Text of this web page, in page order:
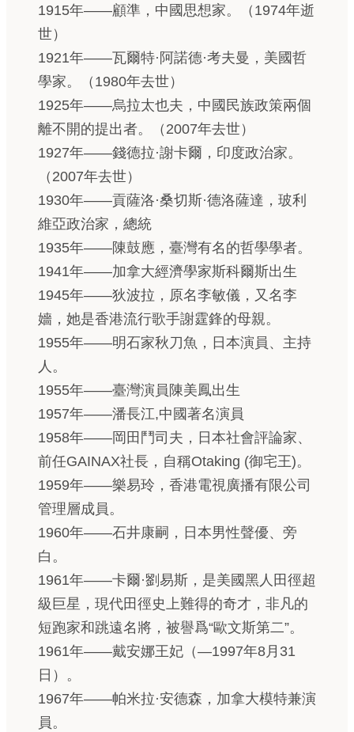
1915年——顧準，中國思想家。（1974年逝
世）
1921年——瓦爾特·阿諾德·考夫曼，美國哲
學家。（1980年去世）
1925年——烏拉太也夫，中國民族政策兩個
離不開的提出者。（2007年去世）
1927年——錢德拉·謝卡爾，印度政治家。
（2007年去世）
1930年——貢薩洛·桑切斯·德洛薩達，玻利
維亞政治家，總統
1935年——陳鼓應，臺灣有名的哲學學者。
1941年——加拿大經濟學家斯科爾斯出生
1945年——狄波拉，原名李敏儀，又名李
嬙，她是香港流行歌手謝霆鋒的母親。
1955年——明石家秋刀魚，日本演員、主持
人。
1955年——臺灣演員陳美鳳出生
1957年——潘長江,中國著名演員
1958年——岡田鬥司夫，日本社會評論家、
前任GAINAX社長，自稱Otaking (御宅王)。
1959年——樂易玲，香港電視廣播有限公司
管理層成員。
1960年——石井康嗣，日本男性聲優、旁
白。
1961年——卡爾·劉易斯，是美國黑人田徑超
級巨星，現代田徑史上難得的奇才，非凡的
短跑家和跳遠名將，被譽爲“歐文斯第二”。
1961年——戴安娜王妃（—1997年8月31
日）。
1967年——帕米拉·安德森，加拿大模特兼演
員。